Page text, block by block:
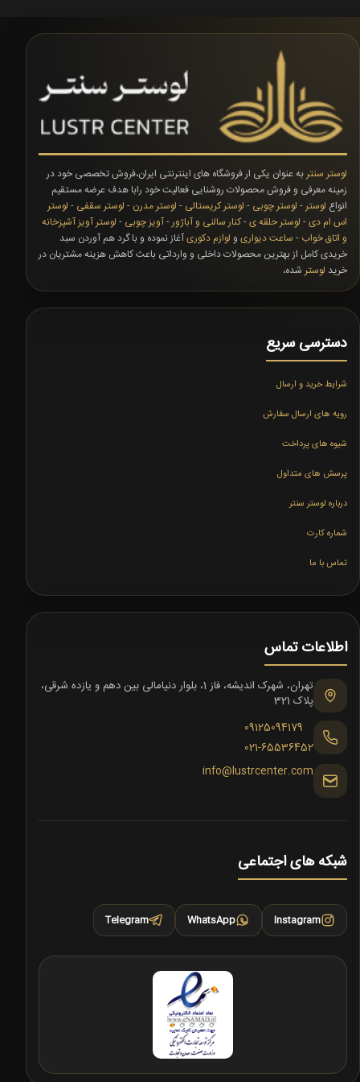
لوستر سنتر به عنوان یکی ار فروشگاه های اینترنتی ایران،فروش تخصصی خود در
زمینه معرفی و فروش محصولات روشنایی فعالیت خود رابا هدف عرضه مستقیم
انواع لوستر - لوستر چوبی - لوستر کریستالی - لوستر مدرن - لوستر سقفی - لوستر
اس ام دی- لوستر حلقه ی-کنار سالنی و آباژور-آویز چوبی - لوستر آویز آشپزخانه
و اتاق خواب - ساعت دیواری و لوازم دکوریآغاز نموده و با گرد هم آوردن سبد
خریدی کامل از بهترین محصولات داخلی و وارداتی باعث کاهش هزینه مشتریان در
خرید لوستر شده،
دسترسی سریع
شرایط خرید و ارسال
رویه های ارسال سفارش
شیوه های پرداخت
پرسش های متداول
درباره لوستر سنتر
شماره کارت
تماس با ما
اطلاعات تماس
تهران، شهرک اندیشه، فاز 1، بلوار دنیامالی بین دهم و یازده شرقی،
پلاک 321
09125094179
021-65536452
info@lustrcenter.com
شبکه های اجتماعی
Instagram
WhatsApp
Telegram